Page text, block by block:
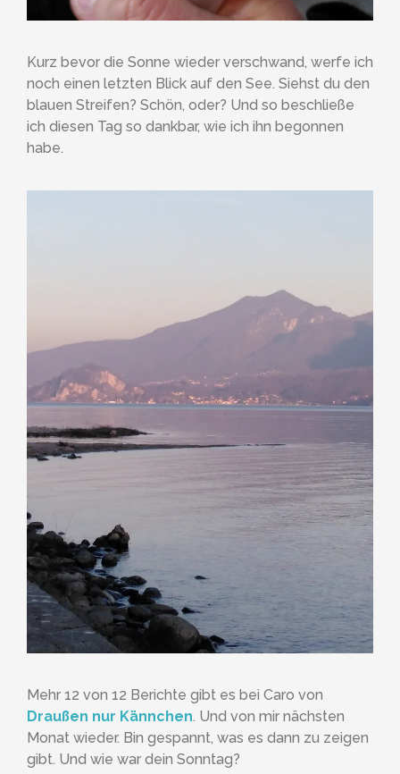
Kurz bevor die Sonne wieder verschwand, werfe ich
noch einen letzten Blick auf den See. Siehst du den
blauen Streifen? Schön, oder? Und so beschließe
ich diesen Tag so dankbar, wie ich ihn begonnen
habe.
Mehr 12 von 12 Berichte gibt es bei Caro von
Draußen nur Kännchen. Und von mir nächsten
Monat wieder. Bin gespannt, was es dann zu zeigen
gibt. Und wie war dein Sonntag?